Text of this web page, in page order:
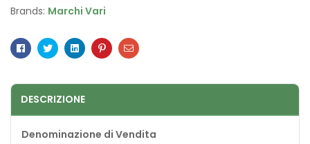
Brands: Marchi Vari
Facebook
TwitterLinkedinPinterestEmail
DESCRIZIONE
Denominazione di Vendita